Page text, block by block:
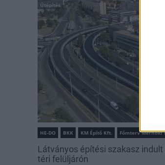
Útépítés
HE-DO BKK KM Építő Kft. Főmterv Mérnöki
Látványos építési szakasz indult
téri felüljárón